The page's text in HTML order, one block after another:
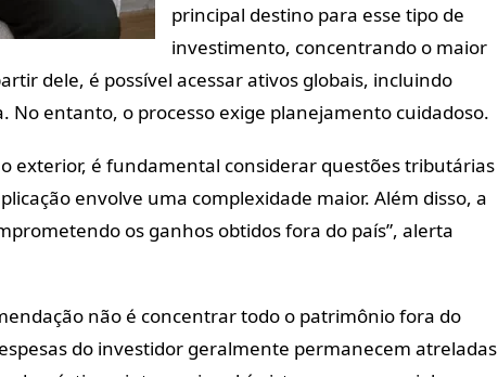
principal destino para esse tipo de
investimento, concentrando o maior
dele, é possível acessar ativos globais, incluindo
No entanto, o processo exige planejamento cuidadoso.
exterior, é fundamental considerar questões tributárias
envolve uma complexidade maior. Além disso, a
os ganhos obtidos fora do país”, alerta
não é concentrar todo o patrimônio fora do
do investidor geralmente permanecem atreladas